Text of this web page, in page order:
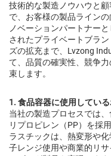
技術的な製造ノウハウと
で、お客様の製品ライン
ノベーションパートナー
されたプライベートブラ
ズの拡充まで、Lvzong
て、品質の確実性、競争
束します。
1. 食品容器に使用してい
当社の製造プロセスでは
リプロピレン（PP）を採
ラスチックは、熱変形や
子レンジ使用や商業的リ